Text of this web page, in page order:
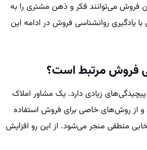
فروش می‌توانند فکر و ذهن مشتری را به
یادگیری روانشناسی فروش در ادامه‌ این
فروش مرتبط است؟
زیادی دارد. یک مشاور املاک
و از روش‌های خاصی برای فروش استفاده
منطقی منجر می‌شود. از این رو افزایش